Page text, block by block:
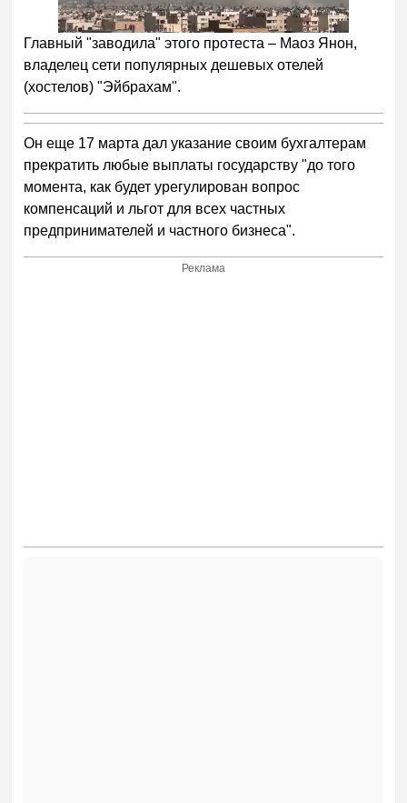
Главный "заводила" этого протеста – Маоз Янон,
владелец сети популярных дешевых отелей
(хостелов) "Эйбрахам".
Он еще 17 марта дал указание своим бухгалтерам
прекратить любые выплаты государству "до того
момента, как будет урегулирован вопрос
компенсаций и льгот для всех частных
предпринимателей и частного бизнеса".
Реклама